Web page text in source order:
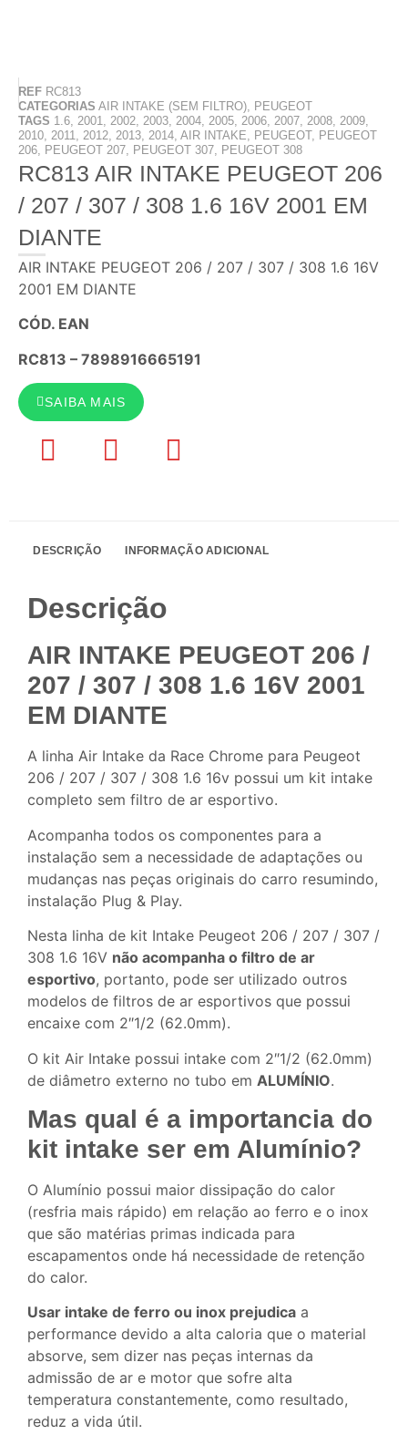
REF RC813
CATEGORIAS AIR INTAKE (SEM FILTRO), PEUGEOT
TAGS 1.6, 2001, 2002, 2003, 2004, 2005, 2006, 2007, 2008, 2009,
2010, 2011, 2012, 2013, 2014, AIR INTAKE, PEUGEOT, PEUGEOT
206, PEUGEOT 207, PEUGEOT 307, PEUGEOT 308
RC813 AIR INTAKE PEUGEOT 206
/ 207 / 307 / 308 1.6 16V 2001 EM
DIANTE
AIR INTAKE PEUGEOT 206 / 207 / 307 / 308 1.6 16V
2001 EM DIANTE
CÓD. EAN
RC813 – 7898916665191
SAIBA MAIS
DESCRIÇÃO INFORMAÇÃO ADICIONAL
Descrição
AIR INTAKE PEUGEOT 206 /
207 / 307 / 308 1.6 16V 2001
EM DIANTE
A linha Air Intake da Race Chrome para Peugeot
206 / 207 / 307 / 308 1.6 16v possui um kit intake
completo sem filtro de ar esportivo.
Acompanha todos os componentes para a
instalação sem a necessidade de adaptações ou
mudanças nas peças originais do carro resumindo,
instalação Plug & Play.
Nesta linha de kit Intake Peugeot 206 / 207 / 307 /
308 1.6 16V não acompanha o filtro de ar
esportivo, portanto, pode ser utilizado outros
modelos de filtros de ar esportivos que possui
encaixe com 2″1/2 (62.0mm).
O kit Air Intake possui intake com 2″1/2 (62.0mm)
de diâmetro externo no tubo em ALUMÍNIO.
Mas qual é a importancia do
kit intake ser em Alumínio?
O Alumínio possui maior dissipação do calor
(resfria mais rápido) em relação ao ferro e o inox
que são matérias primas indicada para
escapamentos onde há necessidade de retenção
do calor.
Usar intake de ferro ou inox prejudica a
performance devido a alta caloria que o material
absorve, sem dizer nas peças internas da
admissão de ar e motor que sofre alta
temperatura constantemente, como resultado,
reduz a vida útil.